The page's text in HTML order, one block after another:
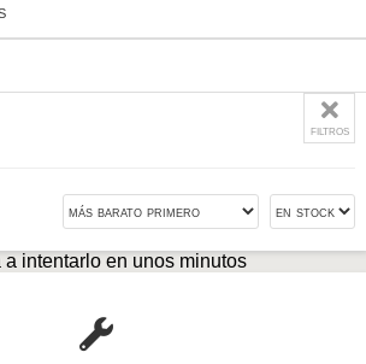
filtros
a intentarlo en unos minutos